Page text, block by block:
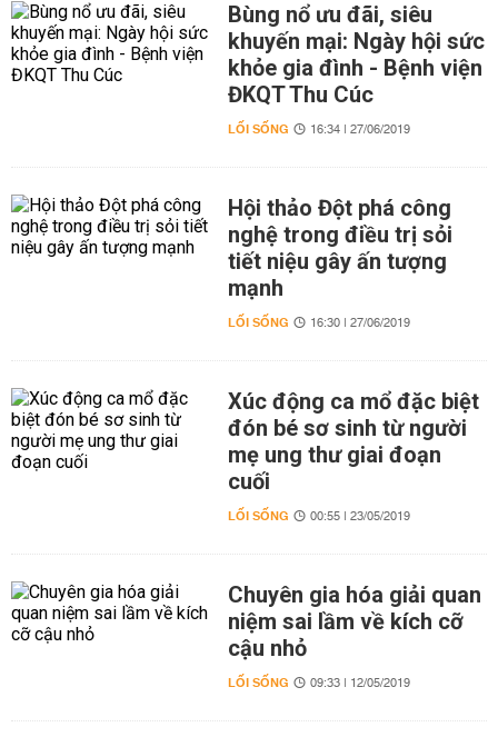
Bùng nổ ưu đãi, siêu
khuyến mại: Ngày hội sức
khỏe gia đình - Bệnh viện
ĐKQT Thu Cúc
LỐI SỐNG 16:34 | 27/06/2019
Hội thảo Đột phá công
nghệ trong điều trị sỏi
tiết niệu gây ấn tượng
mạnh
LỐI SỐNG 16:30 | 27/06/2019
Xúc động ca mổ đặc biệt
đón bé sơ sinh từ người
mẹ ung thư giai đoạn
cuối
LỐI SỐNG 00:55 | 23/05/2019
Chuyên gia hóa giải quan
niệm sai lầm về kích cỡ
cậu nhỏ
LỐI SỐNG 09:33 | 12/05/2019